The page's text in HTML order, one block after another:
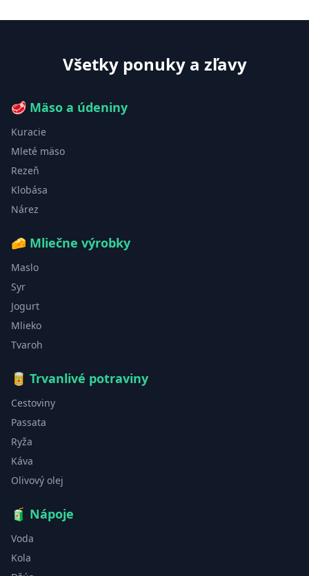
Všetky ponuky a zľavy
🥩 Mäso a údeniny
Kuracie
Mleté mäso
Rezeň
Klobása
Nárez
🧀 Mliečne výrobky
Maslo
Syr
Jogurt
Mlieko
Tvaroh
🥫 Trvanlivé potraviny
Cestoviny
Passata
Ryža
Káva
Olivový olej
🧃 Nápoje
Voda
Kola